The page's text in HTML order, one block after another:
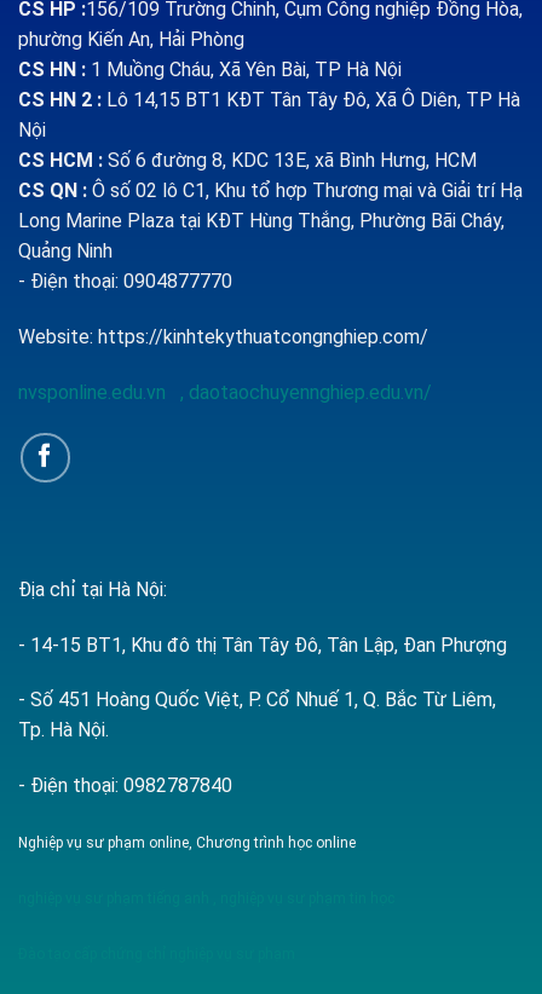
CS HP :156/109 Trường Chinh, Cụm Công nghiệp Đồng Hòa,
phường Kiến An, Hải Phòng
CS HN : 1 Muồng Cháu, Xã Yên Bài, TP Hà Nội
CS HN 2 : Lô 14,15 BT1 KĐT Tân Tây Đô, Xã Ô Diên, TP Hà
Nội
CS HCM : Số 6 đường 8, KDC 13E, xã Bình Hưng, HCM
CS QN : Ô số 02 lô C1, Khu tổ hợp Thương mại và Giải trí Hạ
Long Marine Plaza tại KĐT Hùng Thắng, Phường Bãi Cháy,
Quảng Ninh
- Điện thoại: 0904877770
Website: https://kinhtekythuatcongnghiep.com/
nvsponline.edu.vn , daotaochuyennghiep.edu.vn/
Địa chỉ tại Hà Nội:
- 14-15 BT1, Khu đô thị Tân Tây Đô, Tân Lập, Đan Phượng
- Số 451 Hoàng Quốc Việt, P. Cổ Nhuế 1, Q. Bắc Từ Liêm,
Tp. Hà Nội.
- Điện thoại: 0982787840
Nghiệp vụ sư phạm online, Chương trình học online